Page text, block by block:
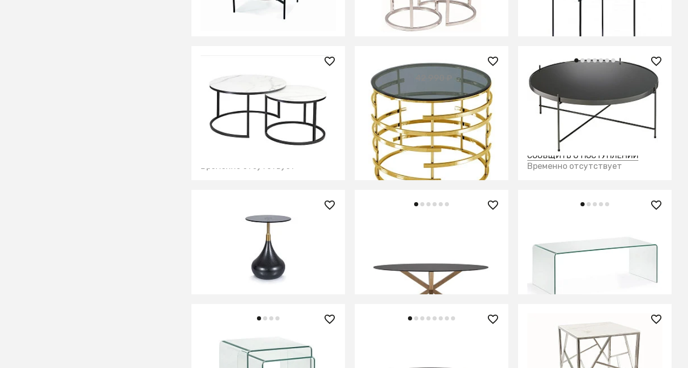
СООБЩИТЬ О ПОСТУПЛЕНИИ
Временно отсутствует
СООБЩИТЬ О ПОСТУПЛЕНИИ
Временно отсутствует
31 990 ₽
Комплект ATLANTA C 2 стола
бел.мрамор/черн.
Временно отсутствует
21 450 ₽ — 50%
Столик Инфлюэнс 60*60 стекло
smoke сталь
В КОРЗИНУ
27 900 ₽
Стол josen, D84,8 см, черный
СООБЩИТЬ О ПОСТУПЛЕНИИ
Временно отсутствует
Стол журнальный Signal TAURUS
(дымчатый/черный)
СООБЩИТЬ О ПОСТУПЛЕНИИ
Временно отсутствует
В КОРЗИНУ
Столик Burano прозрачный
Набор столиков Burano
31 010 ₽
Стол журн. Signal ESCADA B II
бел/серебро